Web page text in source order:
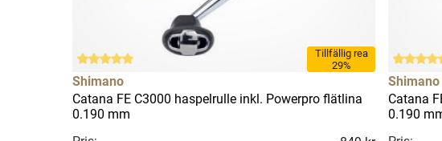
Tillfällig rea
29%
Shimano
Catana FE C3000 haspelrulle inkl. Powerpro flätlina
0.190 mm
Shimano
Catana
0.190